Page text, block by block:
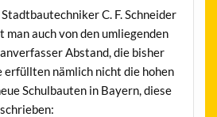
C. F. Schneider
man auch von den umliegenden
Abstand, die bisher
erfüllten nämlich nicht die hohen
Schulbauten in Bayern, diese